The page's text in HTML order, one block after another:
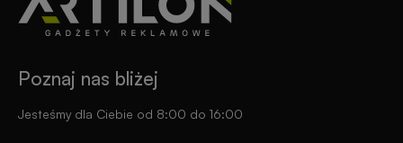
Poznaj nas bliżej
Jesteśmy dla Ciebie od 8:00 do 16:00